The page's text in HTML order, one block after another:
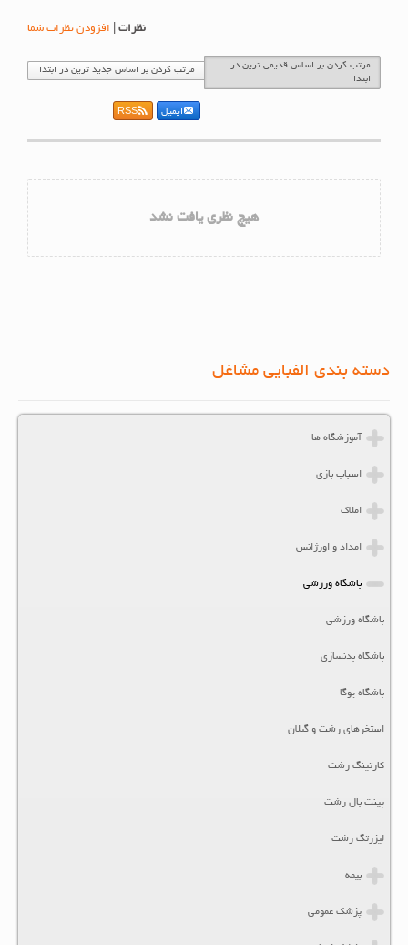
نظرات |افزودن نظرات شما
مرتب کردن بر اساس قدیمی ترین در
مرتب کردن بر اساس جدید ترین در ابتدا
ایمیل RSS
هیچ نظری یافت نشد
دسته بندی الفبایی مشاغل
آموزشگاه ها
اسباب بازی
املاک
امداد و اورژانس
باشگاه ورزشی
باشگاه ورزشی
باشگاه بدنسازی
باشگاه یوگا
استخرهای رشت و گیلان
کارتینگ رشت
پینت بال رشت
لیزرتگ رشت
بیمه
پزشک عمومی